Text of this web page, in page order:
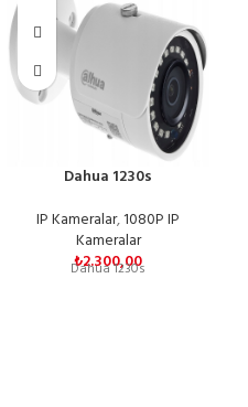
Dahua 1230s
IP Kameralar,1080P IP
Kameralar
₺2.300,00
Dahua 1230s